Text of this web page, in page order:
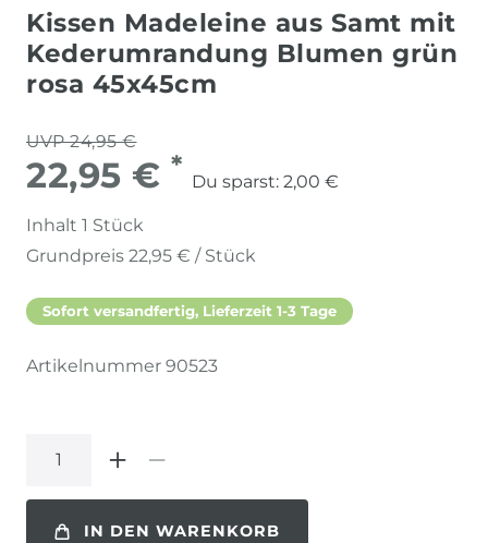
Kissen Madeleine aus Samt mit
Kederumrandung Blumen grün
rosa 45x45cm
UVP 24,95 €
22,95 € *
Du sparst: 2,00 €
Inhalt 1 Stück
Grundpreis 22,95 € / Stück
Sofort versandfertig, Lieferzeit 1-3 Tage
Artikelnummer 90523
IN DEN WARENKORB